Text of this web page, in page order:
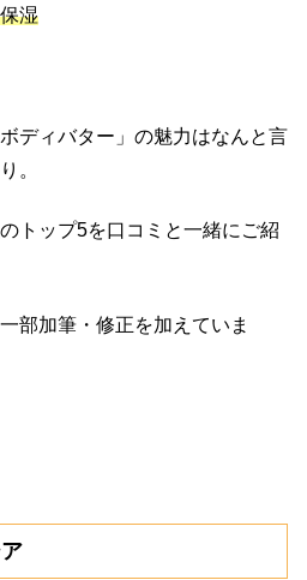
湿
ディバター」の魅力はなんと言
。
トップ5を口コミと一緒にご紹
部加筆・修正を加えていま